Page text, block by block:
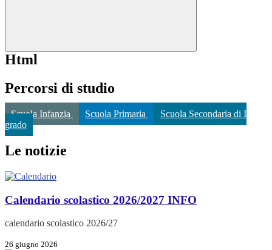
Html
Percorsi di studio
Scuola Infanzia Scuola Primaria
Scuola Secondaria di I
grado
Le notizie
Calendario scolastico 2026/2027 INFO
calendario scolastico 2026/27
26 giugno 2026